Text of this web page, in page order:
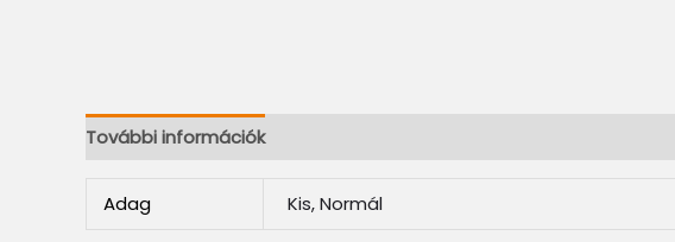
További információk
Adag Kis, Normál